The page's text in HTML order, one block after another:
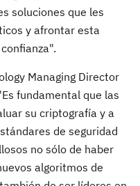
soluciones que les
y afrontar esta
Managing Director
fundamental que las
su criptografía y a
de seguridad
no sólo de haber
algoritmos de